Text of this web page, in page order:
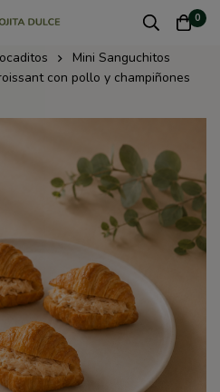
0
Mini Sanguchitos
con pollo y champiñones